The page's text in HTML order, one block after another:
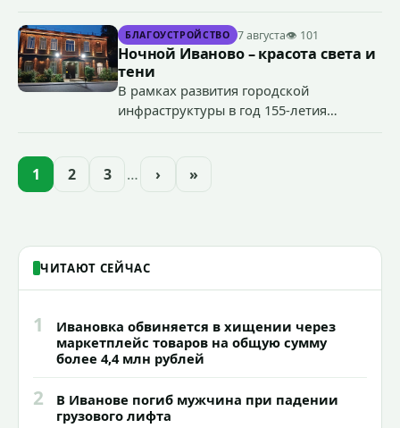
террористического акта на объекте
органов государственной власти.
«Гроза-2026».
БЛАГОУСТРОЙСТВО 7 августа👁 101
Ночной Иваново – красота света и
тени
В рамках развития городской
инфраструктуры в год 155-летия
проекта подсветки исторических
1 2 3 … › »
ЧИТАЮТ СЕЙЧАС
1
Ивановка обвиняется в хищении через
маркетплейс товаров на общую сумму
более 4,4 млн рублей
2
В Иванове погиб мужчина при падении
грузового лифта